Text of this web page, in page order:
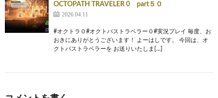
OCTOPATH TRAVELER 0 part５０
2026.04.11
#オクトラ０#オクトパストラベラー０#実況プレイ 毎度、お
おきにありがとうございます！ よーはしです。 今回は、オ
クトパストラベラーを お送りいたしま[…]